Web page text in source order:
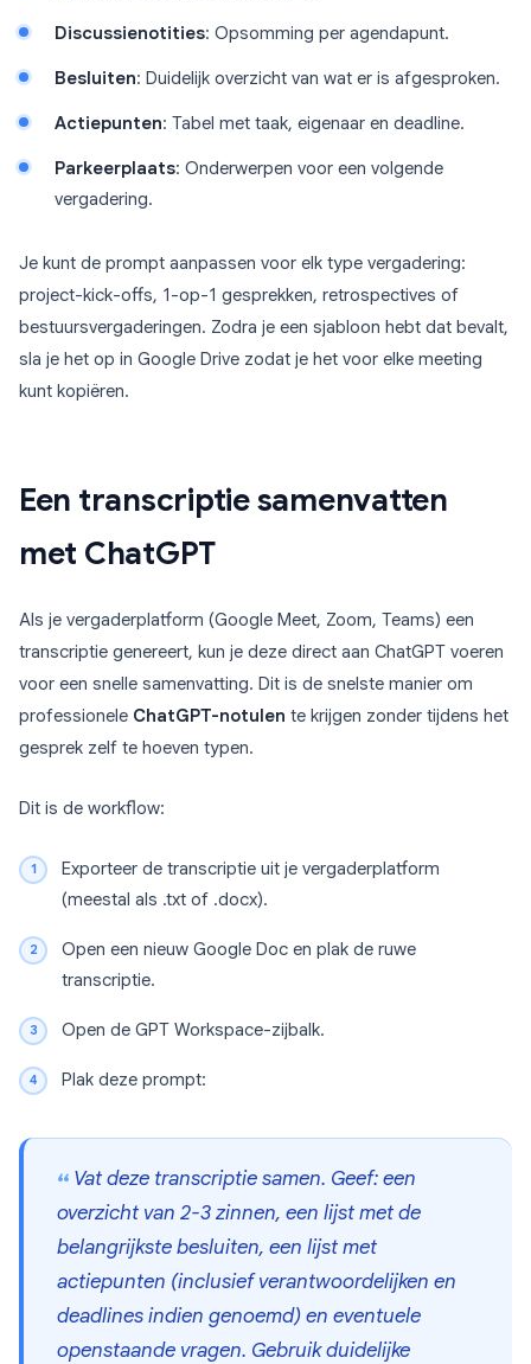
Discussienotities: Opsomming per agendapunt.
Besluiten: Duidelijk overzicht van wat er is afgesproken.
Actiepunten: Tabel met taak, eigenaar en deadline.
Parkeerplaats: Onderwerpen voor een volgende
vergadering.
Je kunt de prompt aanpassen voor elk type vergadering:
project-kick-offs, 1-op-1 gesprekken, retrospectives of
bestuursvergaderingen. Zodra je een sjabloon hebt dat bevalt,
sla je het op in Google Drive zodat je het voor elke meeting
kunt kopiëren.
Een transcriptie samenvatten
met ChatGPT
Als je vergaderplatform (Google Meet, Zoom, Teams) een
transcriptie genereert, kun je deze direct aan ChatGPT voeren
voor een snelle samenvatting. Dit is de snelste manier om
professionele ChatGPT-notulen te krijgen zonder tijdens het
gesprek zelf te hoeven typen.
Dit is de workflow:
Exporteer de transcriptie uit je vergaderplatform
(meestal als .txt of .docx).
Open een nieuw Google Doc en plak de ruwe
transcriptie.
Open de GPT Workspace-zijbalk.
Plak deze prompt:
Vat deze transcriptie samen. Geef: een
overzicht van 2-3 zinnen, een lijst met de
belangrijkste besluiten, een lijst met
actiepunten (inclusief verantwoordelijken en
deadlines indien genoemd) en eventuele
openstaande vragen. Gebruik duidelijke